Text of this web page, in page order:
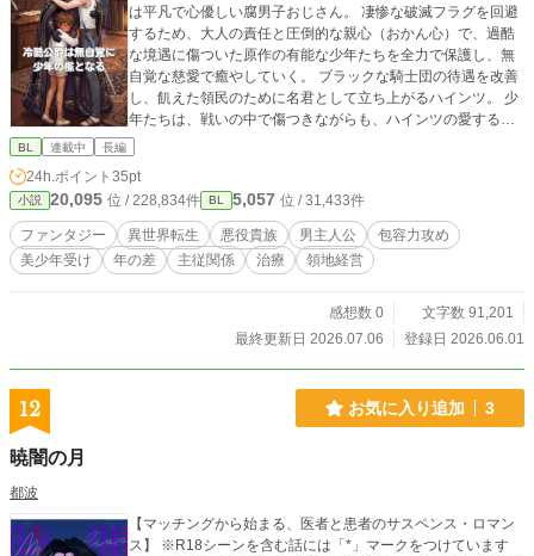
は平凡で心優しい腐男子おじさん。 凄惨な破滅フラグを回避
するため、大人の責任と圧倒的な親心（おかん心）で、過酷
な境遇に傷ついた原作の有能な少年たちを全力で保護し、無
自覚な慈愛で癒やしていく。 ブラックな騎士団の待遇を改善
し、飢えた領民のために名君として立ち上がるハインツ。 少
年たちは、戦いの中で傷つきながらも、ハインツの愛する領
地を守るため自らを盾にする――。 「ずるいです、義父上。
いだけのおじさんと、その深い包容力に触れ、精神の一線を
超えて懐いていく美少年たち。 ボロボロになって治療室へ運
ばれてくる少年たちを、おじさんが大きな手のひらで夜通し
抱きしめ、看病するたびに、彼らの執着は取り返しのつかな
い泥沼へと沈んでいく。 これは、本物の大人の優しさに牙を
せなくなる、救済と執着の異世界ファンタジー。
BL 連載中 長編
24h.ポイント 35pt
小説 20,095 位 / 228,834件 BL 5,057 位 / 31,433件
ファンタジー 異世界転生 悪役貴族 男主人公
包容力攻め
美少年受け
年の差 主従関係 治療 領地経営
感想数 0
文字数 91,201
最終更新日 2026.07.06
登録日 2026.06.01
12 お気に入り追加 3
暁闇の月
都波
【マッチングから始まる、医者と患者のサスペンス・ロマン
ス】 ※R18シーンを含む話には「*」マークをつけています